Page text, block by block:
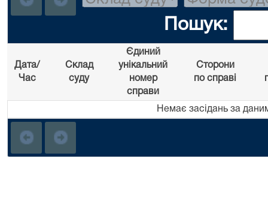
Пошук:
Дата/
Час
Склад
суду
Єдиний
унікальний
номер
справи
Сторони
по справі
Немає засідань за